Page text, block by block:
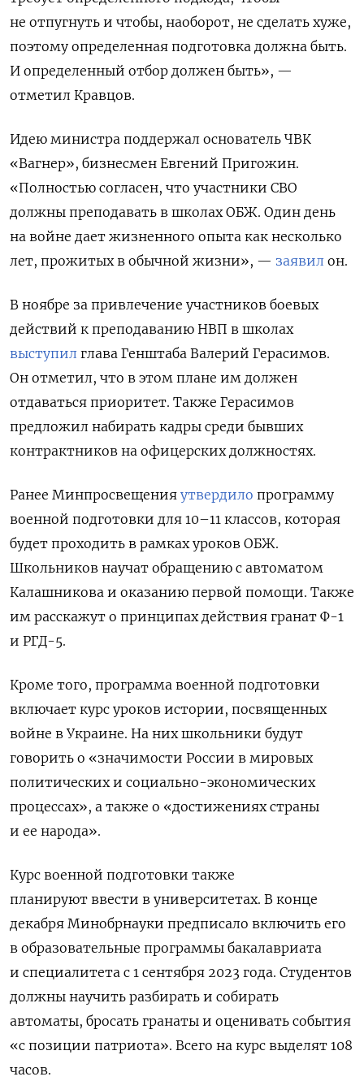
не отпугнуть и чтобы, наоборот, не сделать хуже,
поэтому определенная подготовка должна быть.
И определенный отбор должен быть», —
отметил Кравцов.
Идею министра поддержал основатель ЧВК
«Вагнер», бизнесмен Евгений Пригожин.
«Полностью согласен, что участники СВО
должны преподавать в школах ОБЖ. Один день
на войне дает жизненного опыта как несколько
лет, прожитых в обычной жизни», — заявил он.
В ноябре за привлечение участников боевых
действий к преподаванию НВП в школах
выступил глава Генштаба Валерий Герасимов.
Он отметил, что в этом плане им должен
отдаваться приоритет. Также Герасимов
предложил набирать кадры среди бывших
контрактников на офицерских должностях.
Ранее Минпросвещения утвердило программу
военной подготовки для 10–11 классов, которая
будет проходить в рамках уроков ОБЖ.
Школьников научат обращению с автоматом
Калашникова и оказанию первой помощи. Также
им расскажут о принципах действия гранат Ф-1
и РГД-5.
Кроме того, программа военной подготовки
включает курс уроков истории, посвященных
войне в Украине. На них школьники будут
говорить о «значимости России в мировых
политических и социально-экономических
процессах», а также о «достижениях страны
и ее народа».
Курс военной подготовки также
планируют ввести в университетах. В конце
декабря Минобрнауки предписало включить его
в образовательные программы бакалавриата
и специалитета с 1 сентября 2023 года. Студентов
должны научить разбирать и собирать
автоматы, бросать гранаты и оценивать события
«с позиции патриота». Всего на курс выделят 108
часов.